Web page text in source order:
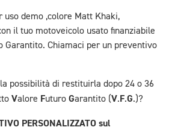
demo ,colore Matt Khaki,
il tuo motoveicolo usato finanziabile
Garantito. Chiamaci per un preventivo
possibilità di restituirla dopo 24 o 36
Valore Futuro Garantito (V.F.G.)?
PERSONALIZZATO sul